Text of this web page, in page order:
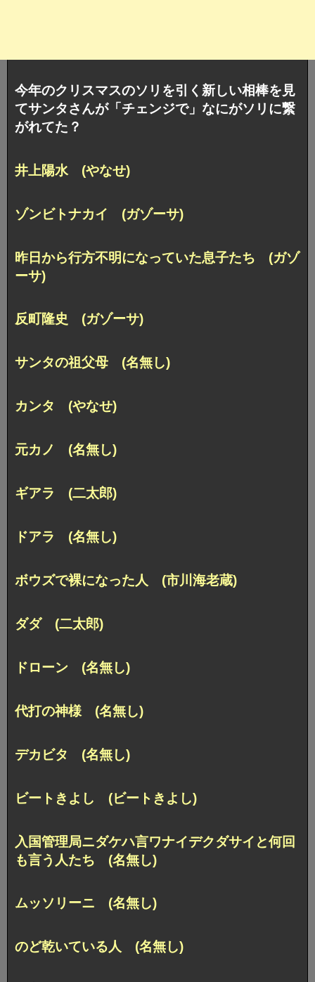
今年のクリスマスのソリを引く新しい相棒を見
てサンタさんが「チェンジで」なにがソリに繋
がれてた？
井上陽水 (やなせ)
ゾンビトナカイ (ガゾーサ)
昨日から行方不明になっていた息子たち (ガゾ
ーサ)
反町隆史 (ガゾーサ)
サンタの祖父母 (名無し)
カンタ (やなせ)
元カノ (名無し)
ギアラ (二太郎)
ドアラ (名無し)
ボウズで裸になった人 (市川海老蔵)
ダダ (二太郎)
ドローン (名無し)
代打の神様 (名無し)
デカビタ (名無し)
ビートきよし (ビートきよし)
入国管理局ニダケハ言ワナイデクダサイと何回
も言う人たち (名無し)
ムッソリーニ (名無し)
のど乾いている人 (名無し)